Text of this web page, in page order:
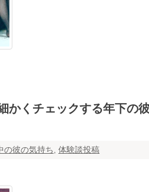
かくチェックする年下の
の彼の気持ち 体験談投稿